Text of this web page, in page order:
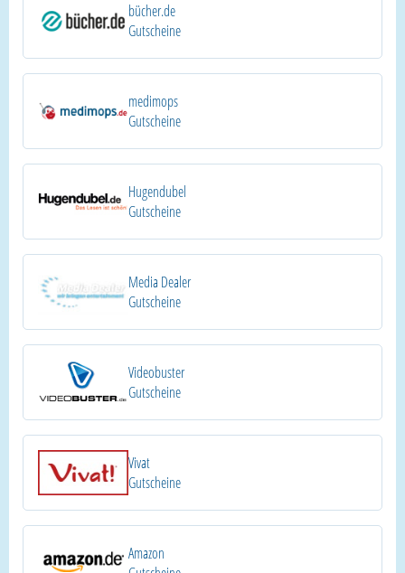
bücher.de
Gutscheine
medimops
Gutscheine
Hugendubel
Gutscheine
Media Dealer
Gutscheine
Videobuster
Gutscheine
Vivat
Gutscheine
Amazon